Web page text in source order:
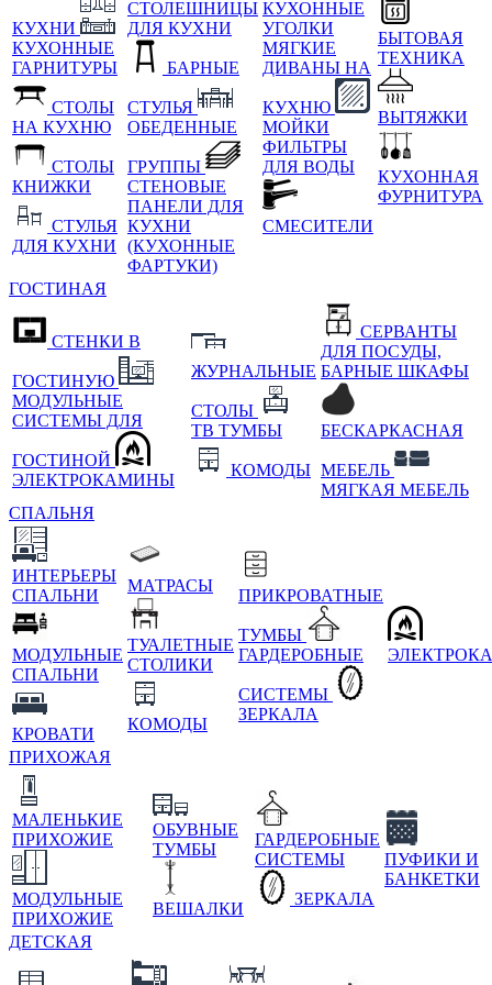
КУХНИ
КУХОННЫЕ
ГАРНИТУРЫ
СТОЛЫ
НА КУХНЮ
СТОЛЫ
КНИЖКИ
СТУЛЬЯ
ДЛЯ КУХНИ
СТОЛЕШНИЦЫ
ДЛЯ КУХНИ
БАРНЫЕ
СТУЛЬЯ
ОБЕДЕННЫЕ
ГРУППЫ
СТЕНОВЫЕ
ПАНЕЛИ ДЛЯ
КУХНИ
(КУХОННЫЕ
ФАРТУКИ)
КУХОННЫЕ
УГОЛКИ
МЯГКИЕ
ДИВАНЫ НА
КУХНЮ
МОЙКИ
ФИЛЬТРЫ
ДЛЯ ВОДЫ
СМЕСИТЕЛИ
БЫТОВАЯ
ТЕХНИКА
ВЫТЯЖКИ
КУХОННАЯ
ФУРНИТУРА
ГОСТИНАЯ
СТЕНКИ В
ГОСТИНУЮ
МОДУЛЬНЫЕ
СИСТЕМЫ ДЛЯ
ГОСТИНОЙ
ЭЛЕКТРОКАМИНЫ
ЖУРНАЛЬНЫЕ
СТОЛЫ
ТВ ТУМБЫ
КОМОДЫ
СЕРВАНТЫ
ДЛЯ ПОСУДЫ,
БАРНЫЕ ШКАФЫ
БЕСКАРКАСНАЯ
МЕБЕЛЬ
МЯГКАЯ МЕБЕЛЬ
СПАЛЬНЯ
ИНТЕРЬЕРЫ
СПАЛЬНИ
МОДУЛЬНЫЕ
СПАЛЬНИ
КРОВАТИ
МАТРАСЫ
ТУАЛЕТНЫЕ
СТОЛИКИ
КОМОДЫ
ПРИКРОВАТНЫЕ
ТУМБЫ
ГАРДЕРОБНЫЕ
СИСТЕМЫ
ЗЕРКАЛА
ПРИХОЖАЯ
МАЛЕНЬКИЕ
ПРИХОЖИЕ
МОДУЛЬНЫЕ
ПРИХОЖИЕ
ОБУВНЫЕ
ТУМБЫ
ВЕШАЛКИ
ГАРДЕРОБНЫЕ
СИСТЕМЫ
ЗЕРКАЛА
ПУФИКИ И
БАНКЕТКИ
ДЕТСКАЯ